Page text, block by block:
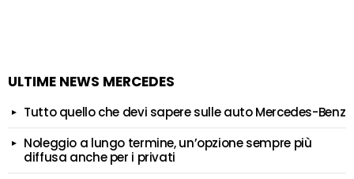
ULTIME NEWS MERCEDES
Tutto quello che devi sapere sulle auto Mercedes-Benz
Noleggio a lungo termine, un’opzione sempre più
diffusa anche per i privati